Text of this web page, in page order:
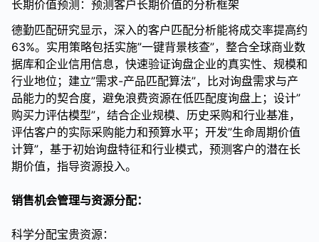
长期价值预测：预测客户长期价值的分析框架
德勤匹配研究显示，深入的客户匹配分析能将成交率提高约
63%。实用策略包括实施”一键背景核查”，整合全球商业数
据库和企业信用信息，快速验证询盘企业的真实性、规模和
行业地位；建立”需求-产品匹配算法”，比对询盘需求与产
品能力的契合度，避免浪费资源在低匹配度询盘上；设计”
购买力评估模型”，结合企业规模、历史采购和行业基准，
评估客户的实际采购能力和预算水平；开发”生命周期价值
计算”，基于初始询盘特征和行业模式，预测客户的潜在长
期价值，指导资源投入。
销售机会管理与资源分配：
科学分配宝贵资源：